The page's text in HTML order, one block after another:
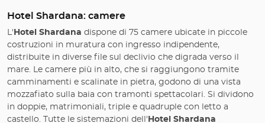
Hotel Shardana: camere
L' Hotel Shardana dispone di 75 camere ubicate in piccole
costruzioni in muratura con ingresso indipendente,
distribuite in diverse file sul declivio che digrada verso il
mare. Le camere più in alto, che si raggiungono tramite
camminamenti e scalinate in pietra, godono di una vista
mozzafiato sulla baia con tramonti spettacolari. Si dividono
in doppie, matrimoniali, triple e quadruple con letto a
castello. Tutte le sistemazioni dell' Hotel Shardana